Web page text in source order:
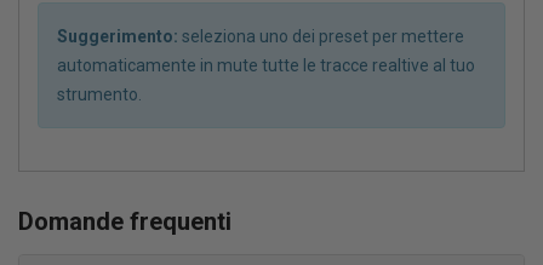
Suggerimento: seleziona uno dei preset per mettere
automaticamente in mute tutte le tracce realtive al tuo
strumento.
Domande frequenti